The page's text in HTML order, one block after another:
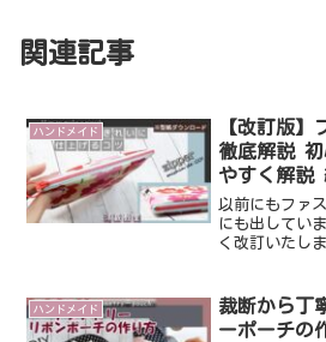
関連記事
ハンドメイド
【改訂版】
徹底解説 初
やすく解説
film.046
以前にもファ
にも出してい
く改訂いたし
ジしてみて下
size】横21
ハンドメイド
裁断から丁
ーポーチの